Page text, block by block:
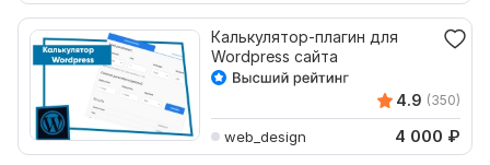
Калькулятор-плагин для
Wordpress сайта
4.9 (350)
web_design 4 000 ₽